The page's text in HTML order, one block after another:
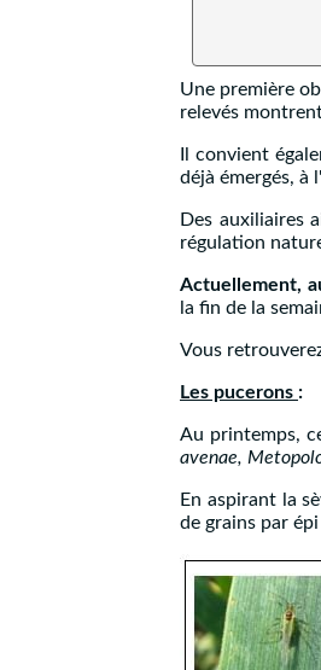
Une première
relevés
Il convient
déjà émergés, à
Des auxiliaires
régulation
Actuellement,
la fin de la
Vous
Les pucerons :
Au printemps,
avenae,
En aspirant la
de grains par